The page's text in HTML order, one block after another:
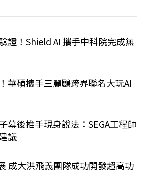
證！Shield AI 攜手中科院完成無
華碩攜手三麗鷗跨界聯名大玩AI
幕後推手現身說法：SEGA工程師
議
成大洪飛義團隊成功開發超高功